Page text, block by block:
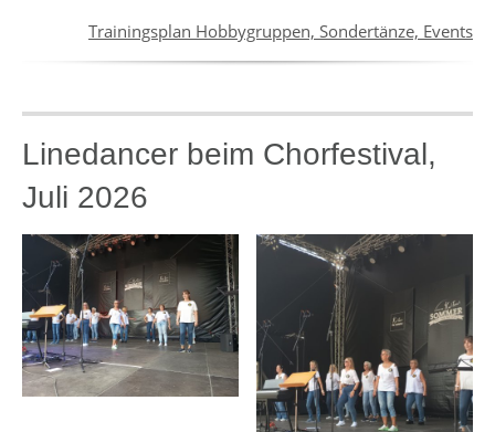
Trainingsplan Hobbygruppen, Sondertänze, Events
Linedancer beim Chorfestival,
Juli 2026